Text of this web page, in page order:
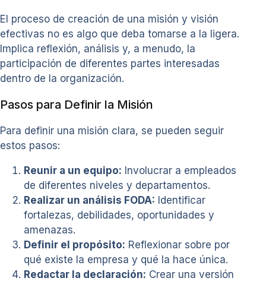
El proceso de creación de una misión y visión
efectivas no es algo que deba tomarse a la ligera.
Implica reflexión, análisis y, a menudo, la
participación de diferentes partes interesadas
dentro de la organización.
Pasos para Definir la Misión
Para definir una misión clara, se pueden seguir
estos pasos:
Reunir a un equipo: Involucrar a empleados
de diferentes niveles y departamentos.
Realizar un análisis FODA: Identificar
fortalezas, debilidades, oportunidades y
amenazas.
Definir el propósito: Reflexionar sobre por
qué existe la empresa y qué la hace única.
Redactar la declaración: Crear una versión